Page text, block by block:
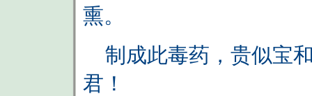
熏。
制成此毒药，贵似宝
君！